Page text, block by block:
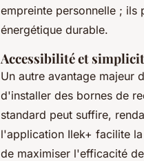
empreinte personnelle ; ils
énergétique durable.
Accessibilité et
Un autre avantage majeur
d'installer des bornes de
standard peut suffire,
l'application Ilek+ facilite
de maximiser l'efficacité